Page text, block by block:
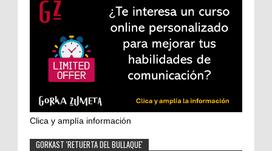
Clica y amplía información
GORKAST 'RETUERTA DEL BULLAQUE'